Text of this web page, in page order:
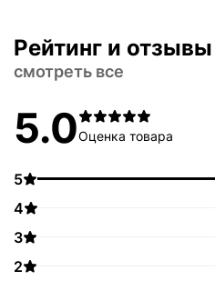
Рейтинг и отзывы
смотреть все
5.0Оценка товара
5
4
3
2